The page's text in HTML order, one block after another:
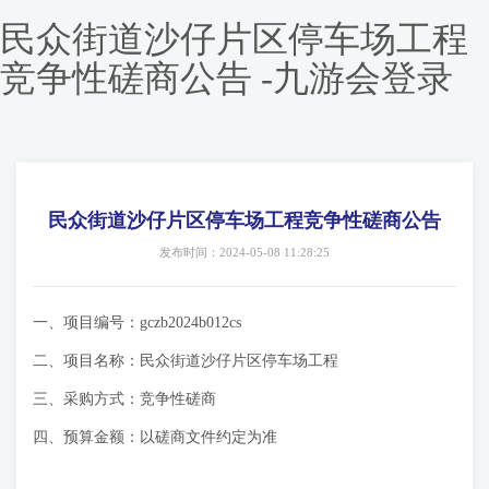
民众街道沙仔片区停车场工程
竞争性磋商公告 -九游会登录
民众街道沙仔片区停车场工程竞争性磋商公告
发布时间：2024-05-08 11:28:25
一、项目编号：gczb2024b012cs
二、项目名称：民众街道沙仔片区停车场工程
三、采购方式：竞争性磋商
四、预算金额：以磋商文件约定为准